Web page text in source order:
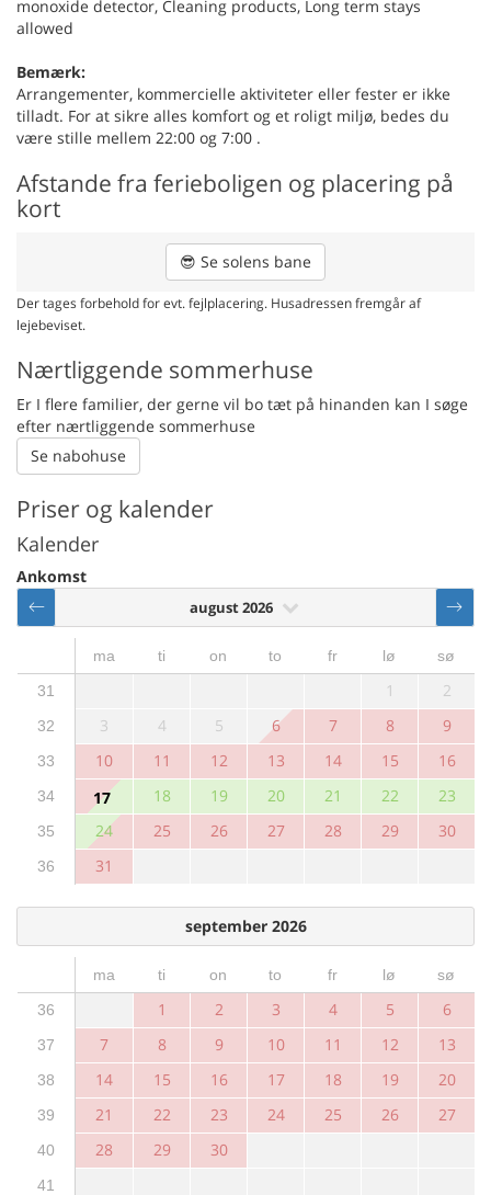
monoxide detector, Cleaning products, Long term stays
allowed
Bemærk:
Arrangementer, kommercielle aktiviteter eller fester er ikke
tilladt. For at sikre alles komfort og et roligt miljø, bedes du
være stille mellem 22:00 og 7:00 .
Afstande fra ferieboligen og placering på
kort
😎 Se solens bane
Der tages forbehold for evt. fejlplacering. Husadressen fremgår af
lejebeviset.
Nærtliggende sommerhuse
Er I flere familier, der gerne vil bo tæt på hinanden kan I søge
efter nærtliggende sommerhuse
Se nabohuse
Priser og kalender
Kalender
Ankomst
august 2026
ma ti on to fr lø
sø
31
1 2
32 3 4 5 6 7 8 9
33 10 11 12 13 14 15 16
34 17 18 19 20 21 22 23
35 24 25 26 27 28 29 30
36 31
september 2026
ma ti on to fr lø
sø
36
1 2 3 4 5 6
37 7 8 9 10 11 12 13
38 14 15 16 17 18 19 20
39 21 22 23 24 25 26 27
40 28 29 30
41